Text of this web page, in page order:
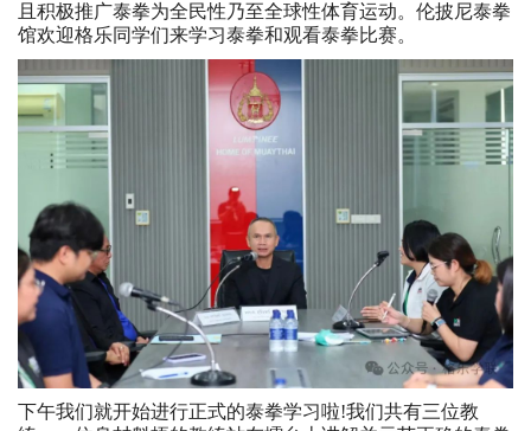
且积极推广泰拳为全民性乃至全球性体育运动。伦披尼泰拳
馆欢迎格乐同学们来学习泰拳和观看泰拳比赛。
下午我们就开始进行正式的泰拳学习啦!我们共有三位教